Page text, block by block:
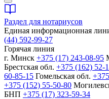
Раздел для нотариусов
Единая информационная
(44) 592-99-27
Горячая линия
г. Минск +375 (17) 243-08-95
Брестская обл. +375 (162) 52-
60-85-15 Гомельская обл.
+375 (152) 55-50-80
БНП +375 (17) 323-59-34